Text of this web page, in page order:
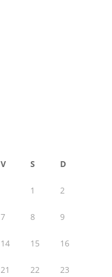
V S D
1 2
7 8 9
14 15 16
21 22 23